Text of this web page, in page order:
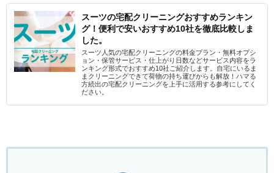
スーツの宅配クリーニングおすすめランキン
グ！便利で安いおすすめ10社を徹底比較しま
した。
スーツ人気の宅配クリーニングの料金プラン・無料オプシ
ョン・保管サービス・仕上がり日数などサービス内容をラ
ンキング形式でおすすめ10社ご紹介します。自宅にいるま
まクリーニングできて荷物の持ち運びからも解放！ハマる
方続出の宅配クリーニングを上手に活用する参考にしてく
ださい。